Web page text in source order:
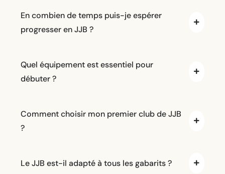
En combien de temps puis-je espérer
progresser en JJB ?
Quel équipement est essentiel pour
débuter ?
Comment choisir mon premier club de JJB
?
Le JJB est-il adapté à tous les gabarits ?